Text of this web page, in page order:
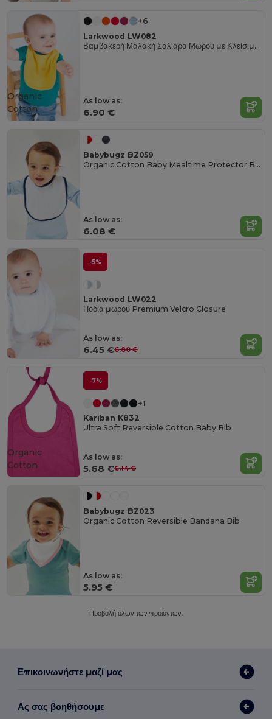
+6
Larkwood LW082
Βαμβακερή Μαλακή Σαλιάρα Μωρού με Κλείσιμο Velcro
As low as:
6.90 €
Organic
Cotton
Babybugz BZ059
Organic Cotton Baby Mealtime Protector Bib
As low as:
6.08 €
-5%
Larkwood LW022
Ποδιά μωρού Premium Velcro Closure
As low as:
6.45 €6.80 €
-7%
+1
Kariban K832
Ultra Soft Reversible Cotton Baby Bib
As low as:
5.68 €6.14 €
Organic
Cotton
Babybugz BZ023
Organic Cotton Reversible Bandana Bib
As low as:
5.95 €
Προβολή όλων των προϊόντων.
Επικοινωνήστε μαζί μας
Ας σας βοηθήσουμε